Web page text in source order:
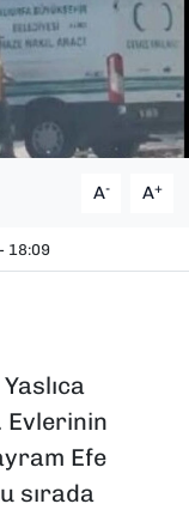
A- A+
18:09
Evlerinin
Efe
sırada